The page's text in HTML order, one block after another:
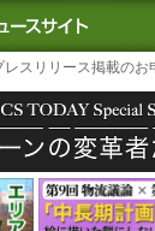
｜国内最大の物
スリリース掲載のお